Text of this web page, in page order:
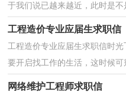
于我们说已越来越近，此时是
工程造价专业应届生求职信
工程造价专业应届生求职信时
要开启找工作的生活，这时候
网络维护工程师求职信